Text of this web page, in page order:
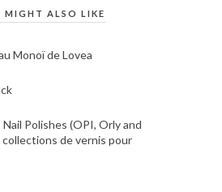
MIGHT ALSO LIKE
Monoï de Lovea
Polishes (OPI, Orly and
collections de vernis pour